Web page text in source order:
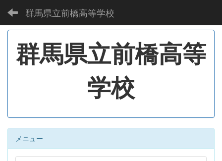
群馬県立前橋高等学校
群馬県立前橋高等
学校
メニュー